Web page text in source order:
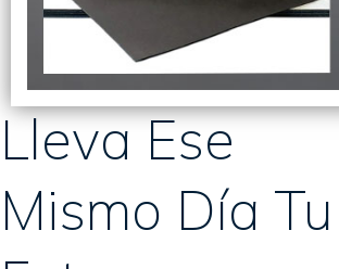
Lleva Ese
Mismo Día Tu